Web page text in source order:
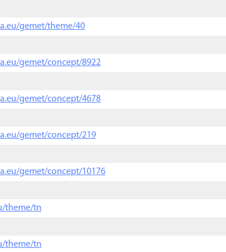
gemet/theme/40
gemet/concept/8922
gemet/concept/4678
gemet/concept/219
gemet/concept/10176
theme/tn
theme/tn